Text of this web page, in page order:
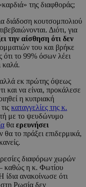
της διαφθοράς;
διάδοση κουτσομπολιού
Διότι, για
την αίσθηση ότι δεν
του και βρήκε
ότι το 99% όσων λέει
καλά.
αλλά εκ πρώτης όψεως
και να είναι, προκάλεσε
η κυπριακή
καταγγελίες της κ.
με το ψευδώνυμο
θα ερευνήσει
θα το πράξει επιδερμικά,
διαφόρων χωρών
καθώς η κ. Φωτίου
ανακοίνωσε ότι
στη Ρωσία δεν